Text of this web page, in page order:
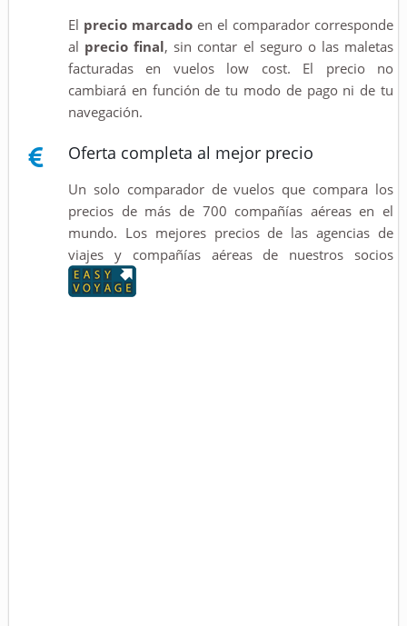
El precio marcado en el comparador corresponde
al precio final, sin contar el seguro o las maletas
facturadas en vuelos low cost. El precio no
cambiará en función de tu modo de pago ni de tu
navegación.
Oferta completa al mejor precio
Un solo comparador de vuelos que compara los
precios de más de 700 compañías aéreas en el
mundo. Los mejores precios de las agencias de
viajes y compañías aéreas de nuestros socios